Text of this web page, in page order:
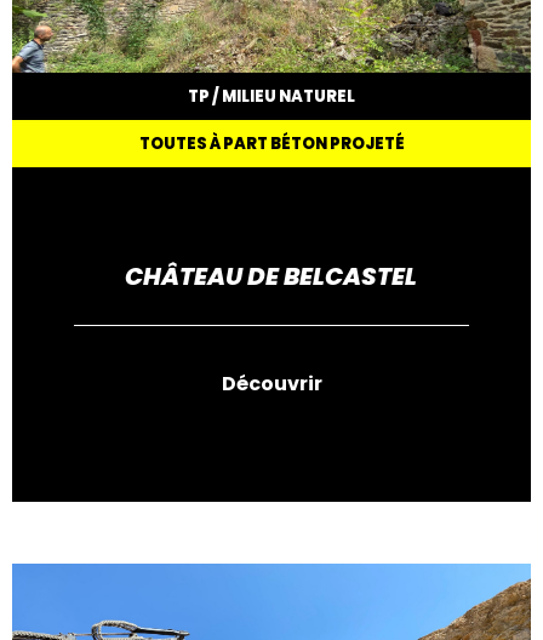
TP / MILIEU NATUREL
TOUTES À PART BÉTON PROJETÉ
CHÂTEAU DE BELCASTEL
Découvrir